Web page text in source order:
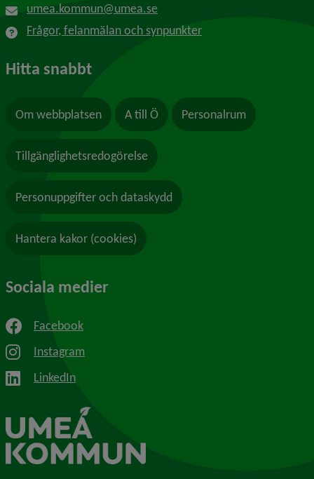
umea.kommun@umea.se
Frågor, felanmälan och synpunkter
Hitta snabbt
Om webbplatsen A till Ö Personalrum
Tillgänglighetsredogörelse
Personuppgifter och dataskydd
Hantera kakor (cookies)
Sociala medier
Facebook
Instagram
LinkedIn